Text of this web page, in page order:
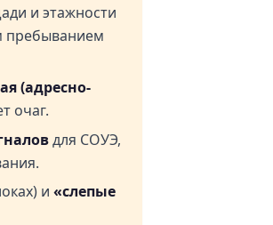
и этажности
пребыванием
(адресно-
очаг.
для СОУЭ,
и«слепые